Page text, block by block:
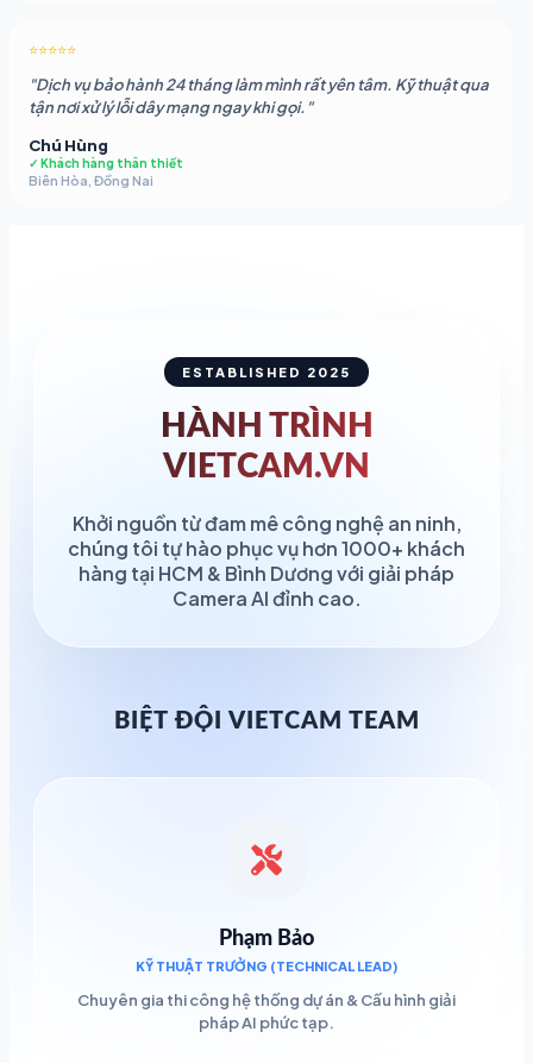
⭐⭐⭐⭐⭐
"Dịch vụ bảo hành 24 tháng làm mình rất yên tâm. Kỹ thuật qua
tận nơi xử lý lỗi dây mạng ngay khi gọi."
Chú Hùng
✓ Khách hàng thân thiết
Biên Hòa, Đồng Nai
ESTABLISHED 2025
HÀNH TRÌNH
VIETCAM.VN
Khởi nguồn từ đam mê công nghệ an ninh,
chúng tôi tự hào phục vụ hơn 1000+ khách
hàng tại HCM & Bình Dương với giải pháp
Camera AI đỉnh cao.
BIỆT ĐỘI VIETCAM TEAM
Phạm Bảo
KỸ THUẬT TRƯỞNG (TECHNICAL LEAD)
Chuyên gia thi công hệ thống dự án & Cấu hình giải
pháp AI phức tạp.